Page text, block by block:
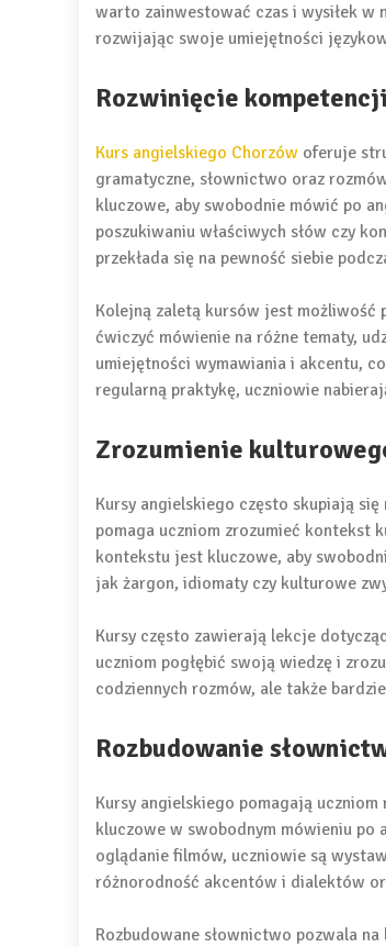
warto zainwestować czas i wysiłek w
rozwijając swoje umiejętności
Rozwinięcie
Kurs angielskiego Chorzów oferuje
gramatyczne, słownictwo oraz
kluczowe, aby swobodnie mówić po
poszukiwaniu właściwych słów czy
przekłada się na pewność siebie
Kolejną zaletą kursów jest możliwość
ćwiczyć mówienie na różne tematy,
umiejętności wymawiania i akcentu,
regularną praktykę, uczniowie
Zrozumienie
Kursy angielskiego często skupiają
pomaga uczniom zrozumieć kontekst
kontekstu jest kluczowe, aby
jak żargon, idiomaty czy kulturowe
Kursy często zawierają lekcje
uczniom pogłębić swoją wiedzę i
codziennych rozmów, ale także
Rozbudowanie
Kursy angielskiego pomagają
kluczowe w swobodnym mówieniu po
oglądanie filmów, uczniowie są
różnorodność akcentów i dialektów
Rozbudowane słownictwo pozwala